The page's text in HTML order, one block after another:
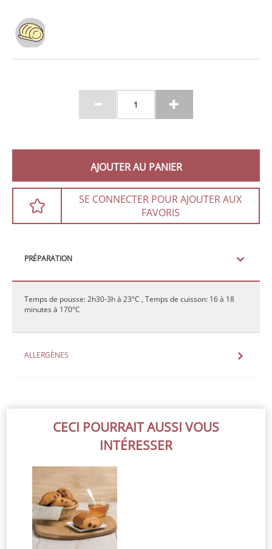
AJOUTER AU PANIER
SE CONNECTER POUR AJOUTER AUX
FAVORIS
PRÉPARATION
Temps de pousse: 2h30-3h à 23°C , Temps de cuisson: 16 à 18
minutes à 170°C
ALLERGÈNES
CECI POURRAIT AUSSI VOUS
INTÉRESSER